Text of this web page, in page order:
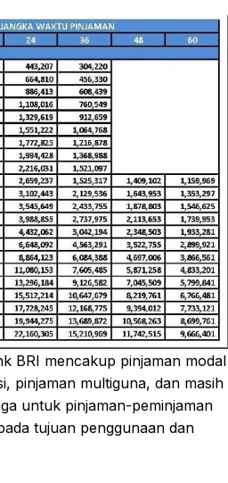
BRI mencakup pinjaman modal
pinjaman multiguna, dan masih
untuk pinjaman-peminjaman
tujuan penggunaan dan